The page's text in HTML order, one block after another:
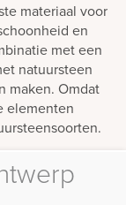
materiaal voor
en
met een
natuursteen
maken. Omdat
elementen